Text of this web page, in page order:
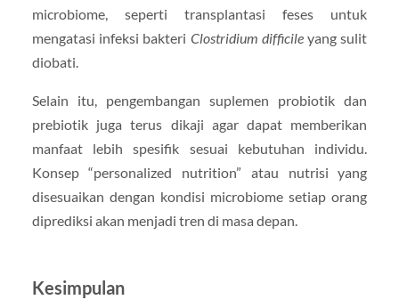
microbiome, seperti transplantasi feses untuk
mengatasi infeksi bakteri Clostridium difficileyang sulit
diobati.
Selain itu, pengembangan suplemen probiotik dan
prebiotik juga terus dikaji agar dapat memberikan
manfaat lebih spesifik sesuai kebutuhan individu.
Konsep “personalized nutrition” atau nutrisi yang
disesuaikan dengan kondisi microbiome setiap orang
diprediksi akan menjadi tren di masa depan.
Kesimpulan